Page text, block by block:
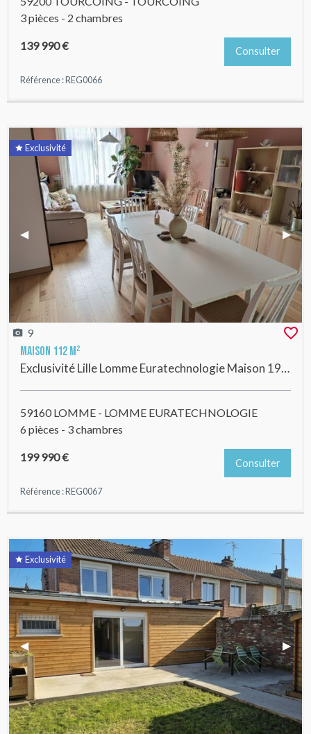
3 pièces - 2 chambres
139 990 €
Référence : REG0066
Consulter
Exclusivité
Previous Slide
◀︎ Next
▶︎
9
Maison 112 m²
Exclusivité Lille Lomme Euratechnologie Maison 1930 avec jardin, 3 chambres, grenier et cave
59160 LOMME - LOMME EURATECHNOLOGIE
6 pièces - 3 chambres
199 990 €
Référence : REG0067
Consulter
Exclusivité
Previous Slide
◀︎ Next
▶︎